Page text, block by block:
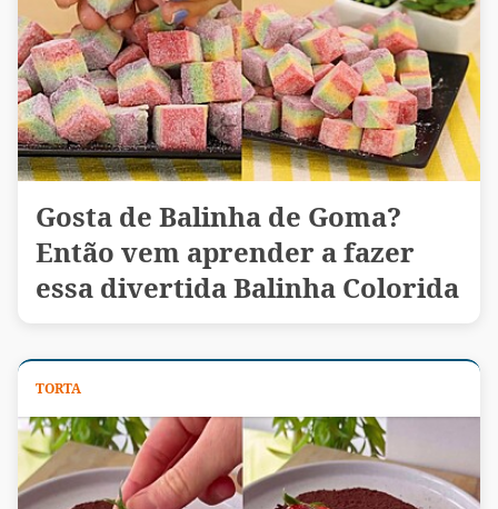
Gosta de Balinha de Goma?
Então vem aprender a fazer
essa divertida Balinha Colorida
TORTA